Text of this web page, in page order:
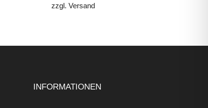
zzgl. Versand
INFORMATIONEN